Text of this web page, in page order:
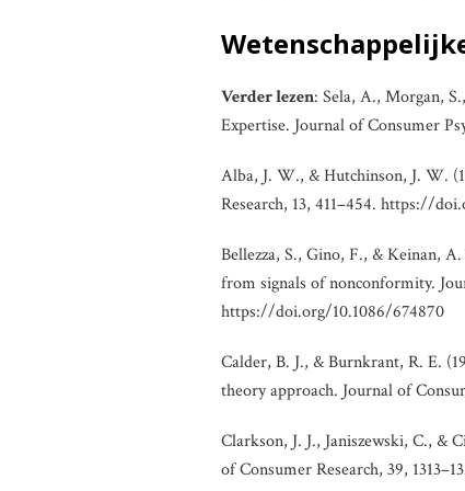
Verder lezen: Sela, A., Morgan,
Expertise. Journal of Consumer
Alba, J. W., & Hutchinson, J. W.
Research, 13, 411–454. https://
Bellezza, S., Gino, F., & Keinan,
from signals of nonconformity.
https://doi.org/10.1086/674870
Calder, B. J., & Burnkrant, R. E.
theory approach. Journal of
Clarkson, J. J., Janiszewski, C., &
of Consumer Research, 39,